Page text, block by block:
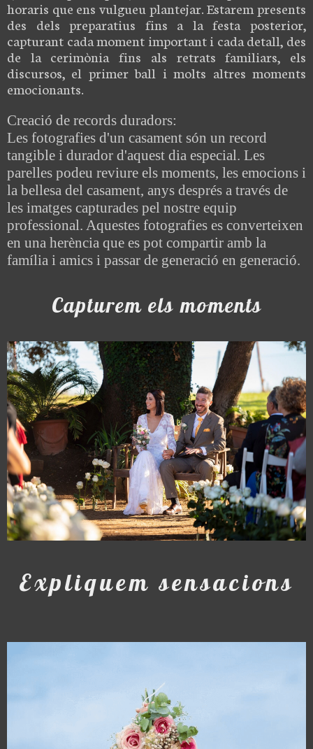
horaris que ens vulgueu plantejar. Estarem presents
des dels preparatius fins a la festa posterior,
capturant cada moment important i cada detall, des
de la cerimònia fins als retrats familiars, els
discursos, el primer ball i molts altres moments
emocionants.
Creació de records duradors:
Les fotografies d'un casament són un record
tangible i durador d'aquest dia especial. Les
parelles podeu reviure els moments, les emocions i
la bellesa del casament, anys després a través de
les imatges capturades pel nostre equip
professional. Aquestes fotografies es converteixen
en una herència que es pot compartir amb la
família i amics i passar de generació en generació.
Capturem els moments
Expliquem sensacions